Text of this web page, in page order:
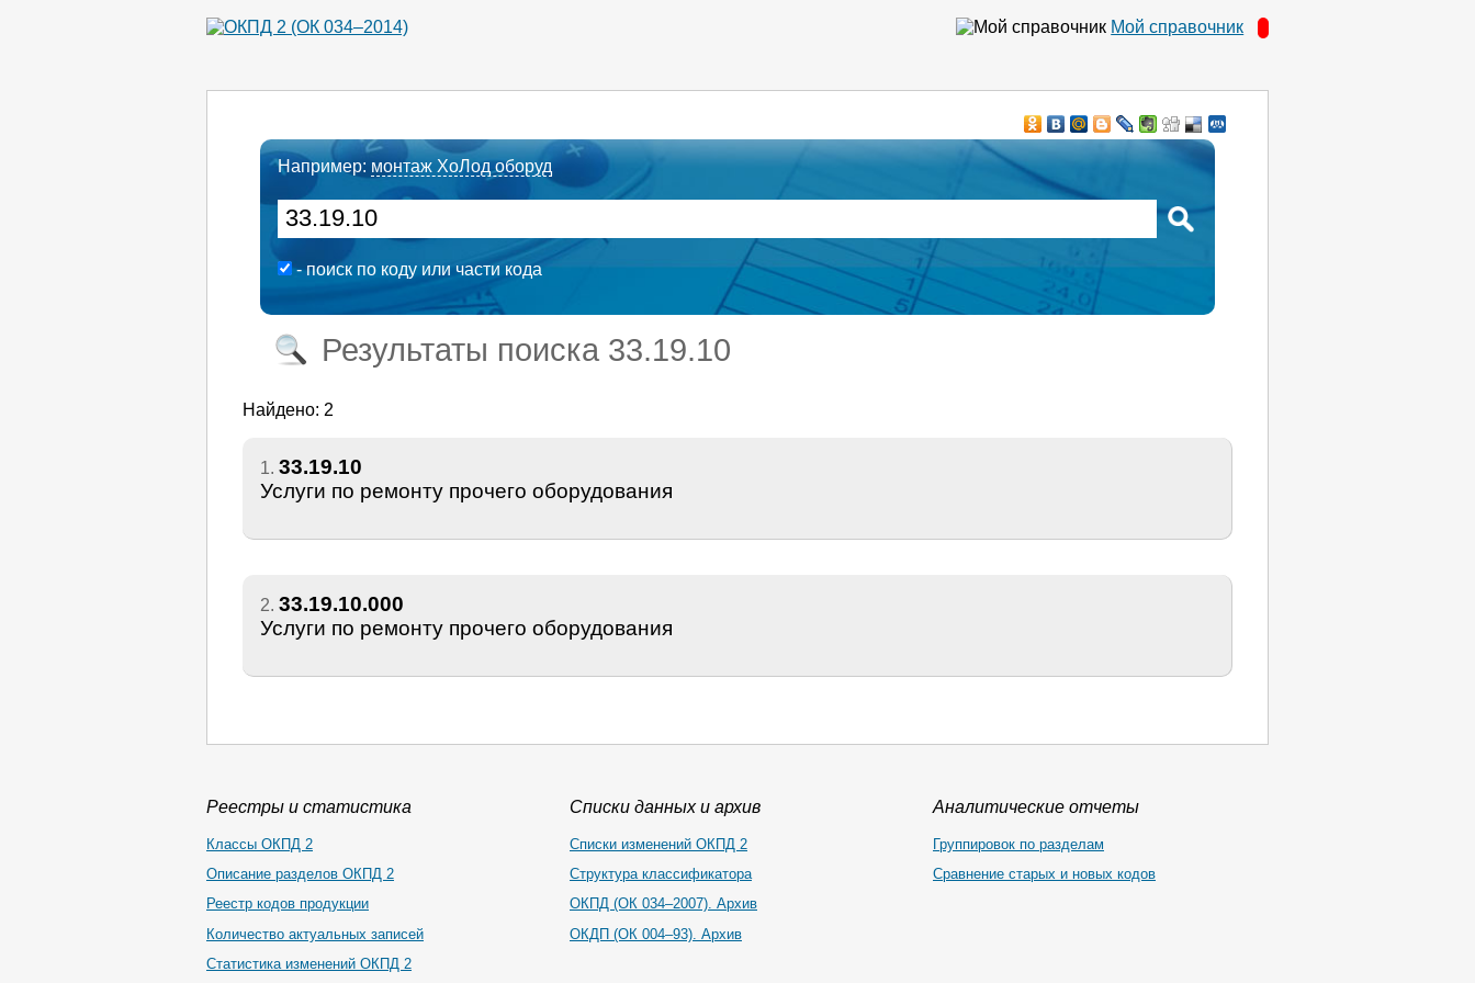
Мой справочник
Например: монтаж ХоЛод оборуд
- поиск по коду или части кода
Результаты поиска 33.19.10
Найдено: 2
1. 33.19.10
Услуги по ремонту прочего оборудования
2. 33.19.10.000
Услуги по ремонту прочего оборудования
Реестры и статистика
Классы ОКПД 2
Описание разделов ОКПД 2
Реестр кодов продукции
Количество актуальных записей
Статистика изменений ОКПД 2
Списки данных и архив
Списки изменений ОКПД 2
Структура классификатора
ОКПД (ОК 034–2007). Архив
ОКДП (ОК 004–93). Архив
Аналитические отчеты
Группировок по разделам
Сравнение старых и новых кодов